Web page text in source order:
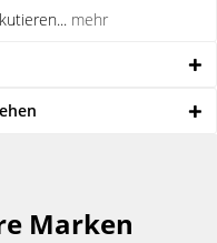
mehr
Marken